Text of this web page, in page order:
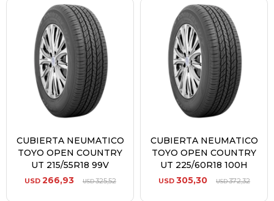
CUBIERTA NEUMATICO
TOYO OPEN COUNTRY
UT 215/55R18 99V
USD 266,93 USD325,52
CUBIERTA NEUMATICO
TOYO OPEN COUNTRY
UT 225/60R18 100H
USD 305,30 USD372,32